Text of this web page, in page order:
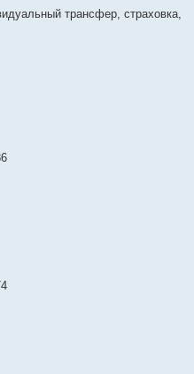
трансфер, страховка,